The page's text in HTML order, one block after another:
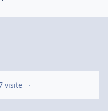
visite